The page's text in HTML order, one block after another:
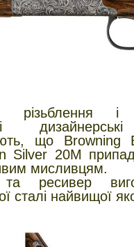
різьблення і
що Browning
Silver 20M
мисливцям.
ресивер
сталі найвищої